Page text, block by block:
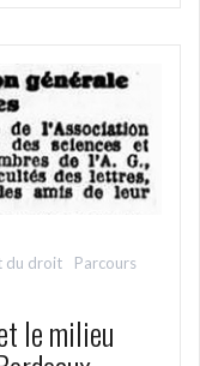
du droit
Parcours
le milieu